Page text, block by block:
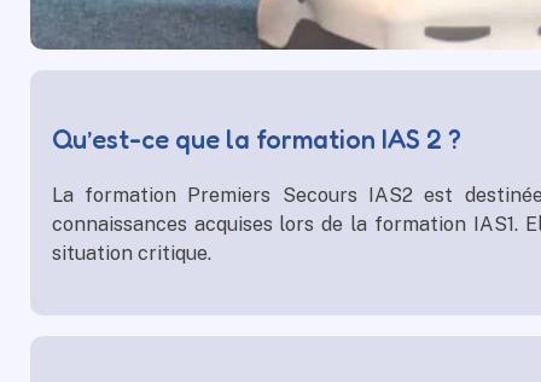
Qu’est-ce que la formation IAS 2 ?
La formation Premiers Secours IAS2 est
connaissances acquises lors de la formation IAS1.
situation critique.